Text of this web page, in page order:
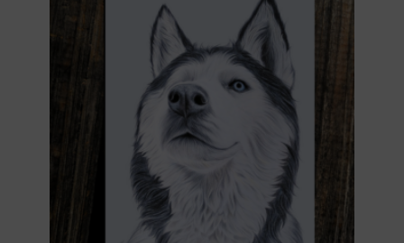
à la
liste
d’envies